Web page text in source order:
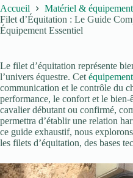
Accueil
Matériel & équipement
Filet d’Équitation : Le Guide
Équipement Essentiel
Le filet d’équitation représente
l’univers équestre. Cet équipement
communication et le contrôle du
performance, le confort et le bien-
cavalier débutant ou confirmé,
permettra d’établir une relation
ce guide exhaustif, nous
les filets d’équitation, des bases